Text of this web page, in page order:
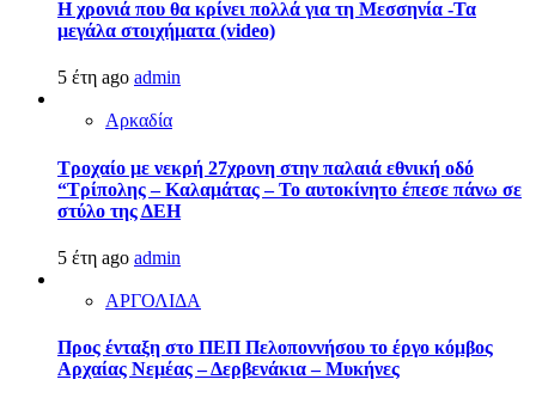
Η χρονιά που θα κρίνει πολλά για τη Μεσσηνία -Τα
μεγάλα στοιχήματα (video)
5 έτη ago admin
Αρκαδία
Τροχαίο με νεκρή 27χρονη στην παλαιά εθνική οδό
“Τρίπολης – Καλαμάτας – Το αυτοκίνητο έπεσε πάνω σε
στύλο της ΔΕΗ
5 έτη ago admin
ΑΡΓΟΛΙΔΑ
Προς ένταξη στο ΠΕΠ Πελοποννήσου το έργο κόμβος
Αρχαίας Νεμέας – Δερβενάκια – Μυκήνες